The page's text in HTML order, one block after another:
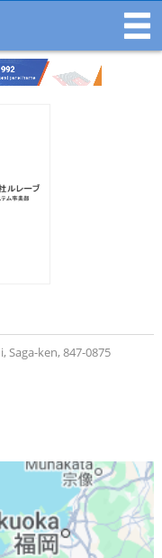
Saga-ken, 847-0875